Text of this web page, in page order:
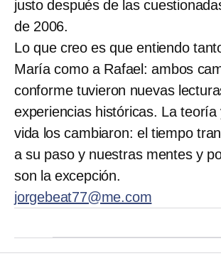
justo después de las
de 2006.
Lo que creo es que entiendo
María como a Rafael: ambos
conforme tuvieron nuevas
experiencias históricas. La teoría
vida los cambiaron: el tiempo
a su paso y nuestras mentes y
son la excepción.
jorgebeat77@me.com